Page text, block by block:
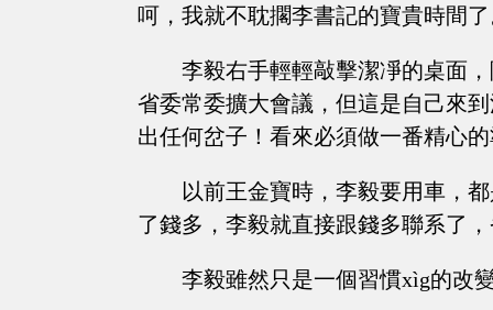
呵，我就不耽擱李書記的寶貴時間
李毅右手輕輕敲擊潔凈的桌面
省委常委擴大會議，但這是自己來
出任何岔子！看來必須做一番精心
以前王金寶時，李毅要用車，
了錢多，李毅就直接跟錢多聯系了
李毅雖然只是一個習慣xìg的改